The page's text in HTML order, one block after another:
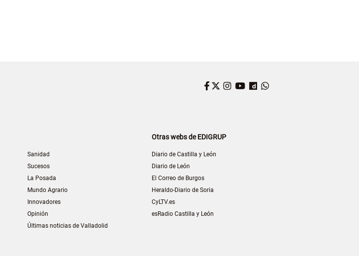
Facebook
Twitter
Instagram
YouTube
Dailymotion
Sanidad
Sucesos
La Posada
Mundo Agrario
Innovadores
Opinión
Últimas noticias de Valladolid
Otras webs de EDIGRUP
Diario de Castilla y León
Diario de León
El Correo de Burgos
Heraldo-Diario de Soria
CyLTV.es
esRadio Castilla y León